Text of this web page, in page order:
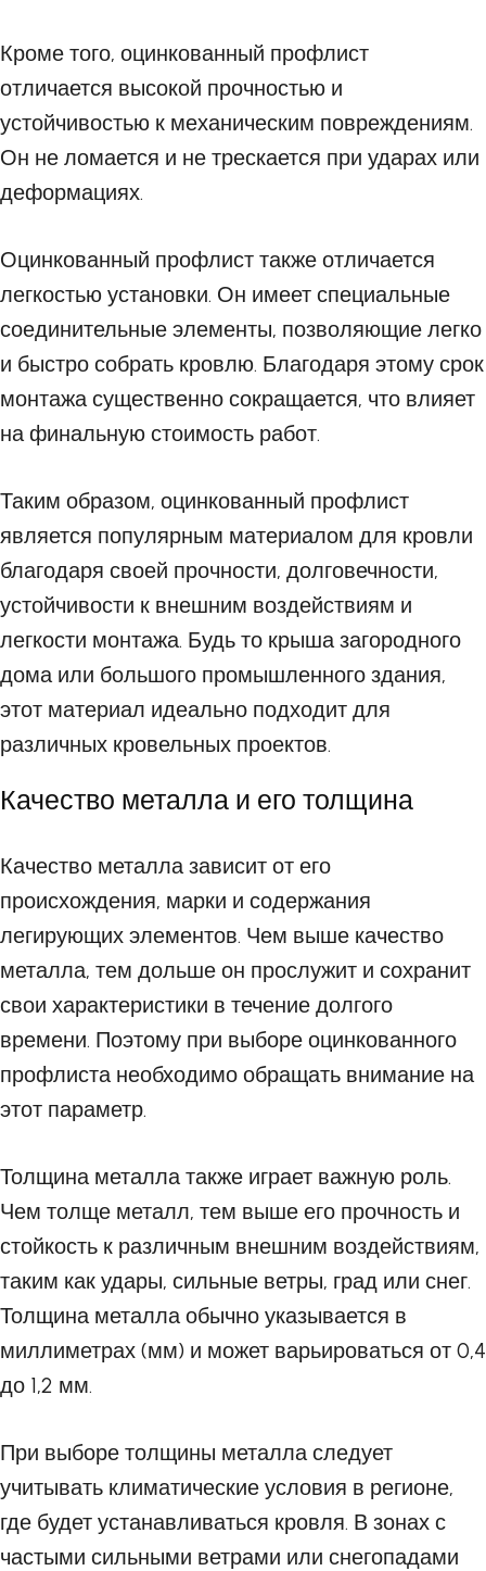
Кроме того, оцинкованный профлист
отличается высокой прочностью и
устойчивостью к механическим повреждениям.
Он не ломается и не трескается при ударах или
деформациях.
Оцинкованный профлист также отличается
легкостью установки. Он имеет специальные
соединительные элементы, позволяющие легко
и быстро собрать кровлю. Благодаря этому срок
монтажа существенно сокращается, что влияет
на финальную стоимость работ.
Таким образом, оцинкованный профлист
является популярным материалом для кровли
благодаря своей прочности, долговечности,
устойчивости к внешним воздействиям и
легкости монтажа. Будь то крыша загородного
дома или большого промышленного здания,
этот материал идеально подходит для
различных кровельных проектов.
Качество металла и его толщина
Качество металла зависит от его
происхождения, марки и содержания
легирующих элементов. Чем выше качество
металла, тем дольше он прослужит и сохранит
свои характеристики в течение долгого
времени. Поэтому при выборе оцинкованного
профлиста необходимо обращать внимание на
этот параметр.
Толщина металла также играет важную роль.
Чем толще металл, тем выше его прочность и
стойкость к различным внешним воздействиям,
таким как удары, сильные ветры, град или снег.
Толщина металла обычно указывается в
миллиметрах (мм) и может варьироваться от 0,4
до 1,2 мм.
При выборе толщины металла следует
учитывать климатические условия в регионе,
где будет устанавливаться кровля. В зонах с
частыми сильными ветрами или снегопадами